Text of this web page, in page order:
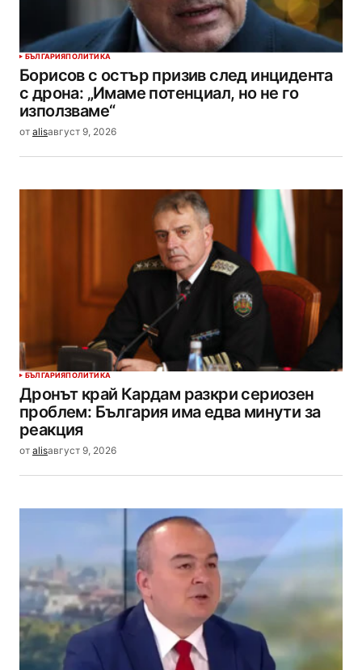
БЪЛГАРИЯПОЛИТИКА
Борисов с остър призив след инцидента
с дрона: „Имаме потенциал, но не го
използваме“
от alisавгуст 9, 2026
БЪЛГАРИЯПОЛИТИКА
Дронът край Кардам разкри сериозен
проблем: България има едва минути за
реакция
от alisавгуст 9, 2026